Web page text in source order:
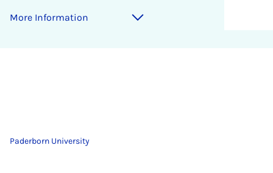
More Information
Paderborn University